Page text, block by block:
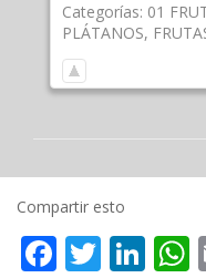
Categorías: 01
PLÁTANOS,
Compartir esto